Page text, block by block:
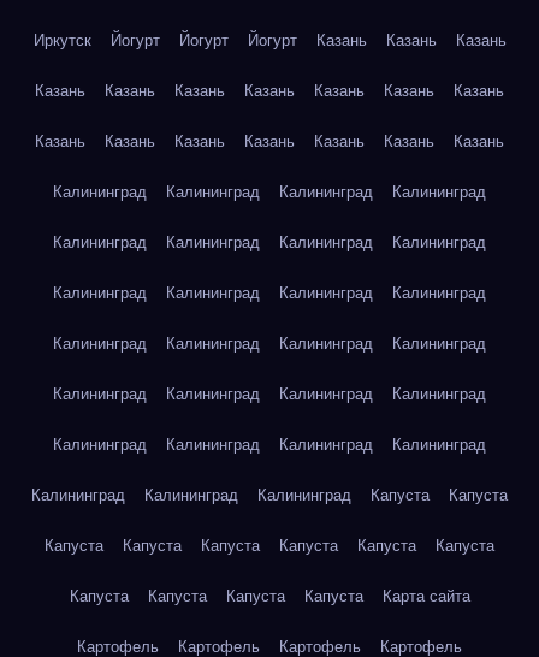
Иркутск Йогурт Йогурт Йогурт Казань Казань Казань
Казань Казань Казань Казань Казань Казань Казань
Казань Казань Казань Казань Казань Казань Казань
Калининград Калининград Калининград Калининград
Калининград Калининград Калининград Калининград
Калининград Калининград Калининград Калининград
Калининград Калининград Калининград Калининград
Калининград Калининград Калининград Калининград
Калининград Калининград Калининград Калининград
Калининград Калининград Калининград Капуста Капуста
Капуста Капуста Капуста Капуста Капуста Капуста
Капуста Капуста Капуста Капуста Карта сайта
Картофель Картофель Картофель Картофель